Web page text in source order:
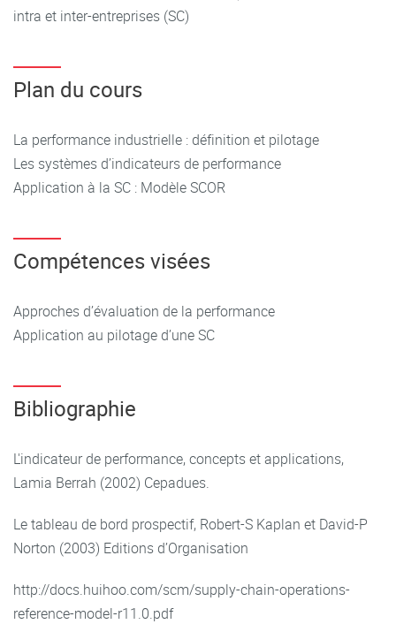
intra et inter-entreprises (SC)
Plan du cours
La performance industrielle : définition et pilotage
Les systèmes d’indicateurs de performance
Application à la SC : Modèle SCOR
Compétences visées
Approches d’évaluation de la performance
Application au pilotage d’une SC
Bibliographie
L'indicateur de performance, concepts et applications,
Lamia Berrah (2002) Cepadues.
Le tableau de bord prospectif, Robert-S Kaplan et David-P
Norton (2003) Editions d’Organisation
http://docs.huihoo.com/scm/supply-chain-operations-
reference-model-r11.0.pdf